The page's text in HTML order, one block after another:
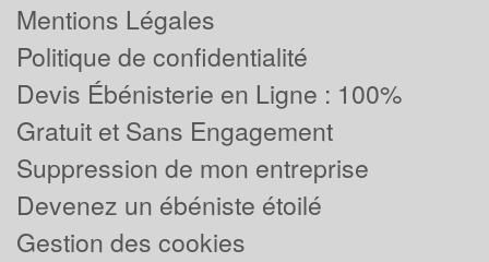
Mentions Légales
Politique de confidentialité
Devis Ébénisterie en Ligne : 100%
Gratuit et Sans Engagement
Suppression de mon entreprise
Devenez un ébéniste étoilé
Gestion des cookies